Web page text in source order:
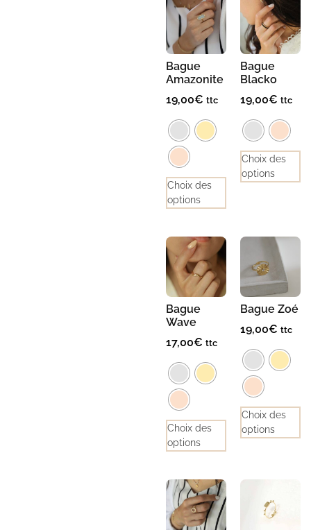
Bague
Amazonite
19,00€ ttc
Choix des
options
Bague
Blacko
19,00€ ttc
Choix des
options
Bague
Wave
17,00€ ttc
Choix des
options
Bague Zoé
19,00€ ttc
Choix des
options